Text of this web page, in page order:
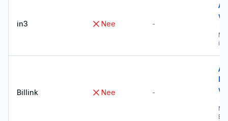
in3 Nee -
→
in3
Billink Nee -
→